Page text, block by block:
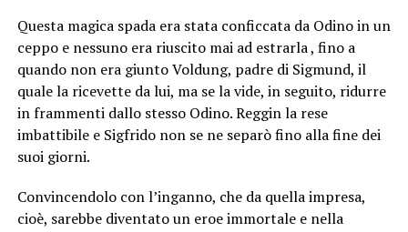
Questa magica spada era stata conficcata da Odino in un
ceppo e nessuno era riuscito mai ad estrarla , fino a
quando non era giunto Voldung, padre di Sigmund, il
quale la ricevette da lui, ma se la vide, in seguito, ridurre
in frammenti dallo stesso Odino. Reggin la rese
imbattibile e Sigfrido non se ne separò fino alla fine dei
suoi giorni.
Convincendolo con l’inganno, che da quella impresa,
cioè, sarebbe diventato un eroe immortale e nella